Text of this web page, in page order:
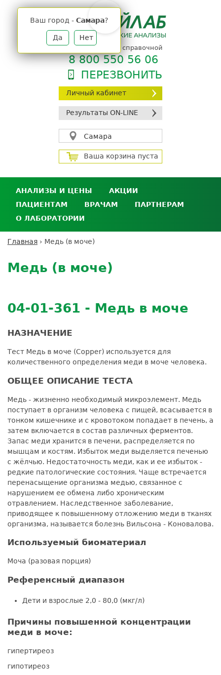
Личный кабинет
Результаты ON-LINE
Самара
Ваш город - Самара?
Да Нет
Ваша корзина пуста
телефон единой справочной
8 800 550 56 06
ПЕРЕЗВОНИТЬ
АНАЛИЗЫ И ЦЕНЫ
Анализы и цены
Где сдать анализы
Выезд на дом
Расшифровка анализов
АКЦИИ
ПАЦИЕНТАМ
Личный кабинет пациента
Дисконтная программа
Обратная связь
Налоговый вычет
ВРАЧАМ
Сотрудничество
лабораторию
ПАРТНЕРАМ
кабинет
О ЛАБОРАТОРИИ
Вакансии
здесь
Главная › Медь (в моче)
to
top
Медь (в моче)
04-01-361 - Медь в моче
НАЗНАЧЕНИЕ
Тест Медь в моче (Copper) используется для
количественного определения меди в моче человека.
ОБЩЕЕ ОПИСАНИЕ ТЕСТА
Медь - жизненно необходимый микроэлемент. Медь
поступает в организм человека с пищей, всасывается в
тонком кишечнике и с кровотоком попадает в печень, а
затем включается в состав различных ферментов.
Запас меди хранится в печени, распределяется по
мышцам и костям. Избыток меди выделяется печенью
с жёлчью. Недостаточность меди, как и ее избыток -
редкие патологические состояния. Чаще встречается
перенасыщение организма медью, связанное с
нарушением ее обмена либо хроническим
отравлением. Наследственное заболевание,
приводящее к повышенному отложению меди в тканях
организма, называется болезнь Вильсона - Коновалова.
Используемый биоматериал
Моча (разовая порция)
Референсный диапазон
Дети и взрослые 2,0 - 80,0 (мкг/л)
Причины повышенной концентрации
меди в моче:
гипертиреоз
гипотиреоз